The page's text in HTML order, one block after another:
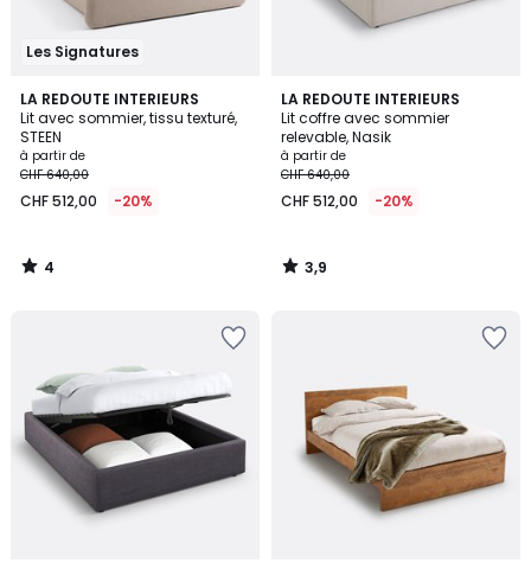
Les Signatures
LA REDOUTE INTERIEURS
Lit avec sommier, tissu texturé,
STEEN
à partir de
CHF 640,00
CHF 512,00 -20%
4
/
5
4
/
LA REDOUTE INTERIEURS
Lit coffre avec sommier
relevable, Nasik
à partir de
CHF 640,00
CHF 512,00 -20%
3,9
/ 5
3,9
/